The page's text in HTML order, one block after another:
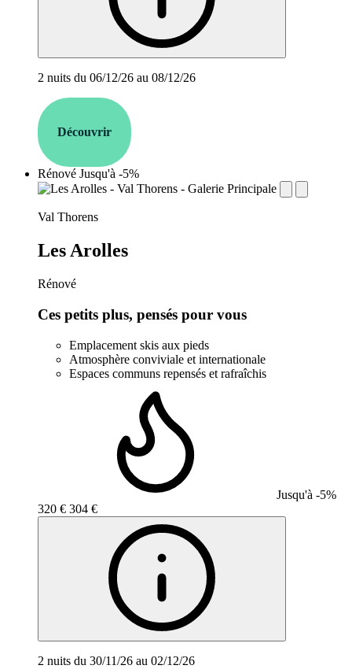
2 nuits du 06/12/26 au 08/12/26
Découvrir
Rénové Jusqu'à -5%
establishment.station_label:
Val Thorens
Les Arolles
Rénové
Ces petits plus, pensés pour vous
Emplacement skis aux pieds
Atmosphère conviviale et internationale
Espaces communs repensés et rafraîchis
Jusqu'à -5%
320 € 304 €
2 nuits du 30/11/26 au 02/12/26